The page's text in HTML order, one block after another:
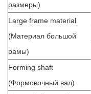
размеры)
Large frame material
(Материал большой
рамы)
Forming shaft
(Формовочный вал)